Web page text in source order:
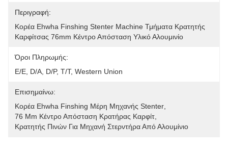
Περιγραφή:
Κορέα Ehwha Finshing Stenter Machine Τμήματα Κρατητής
Καρφίτσας 76mm Κέντρο Απόσταση Υλικό Αλουμινίο
Όροι Πληρωμής:
Ε/Ε, D/A, D/P, T/T, Western Union
Επισημαίνω:
Κορέα Ehwha Finshing Μέρη Μηχανής Stenter
76 Mm Κέντρο Απόσταση Κρατήρας Καρφίτ
Κρατητής Πινών Για Μηχανή Στερντήρα Από Αλουμίνιο